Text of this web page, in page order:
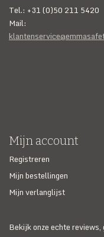
Tel.: +31 (0)50 211 5420
Mail:
Mijn account
Registreren
Mijn bestellingen
Mijn verlanglijst
Bekijk onze echte